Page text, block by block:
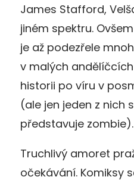
James Stafford,
jiném spektru.
je až podezřele
v malých
historii po víru v
(ale jen jeden z nich
představuje zombie).
Truchlivý amoret
očekávání. Komiksy